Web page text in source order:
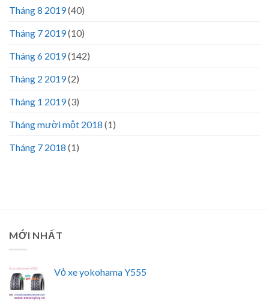
Tháng 8 2019(40)
Tháng 7 2019(10)
Tháng 6 2019(142)
Tháng 2 2019(2)
Tháng 1 2019(3)
Tháng mười một 2018 (1)
Tháng 7 2018 (1)
MỚI NHẤT
Vỏ xe yokohama Y555